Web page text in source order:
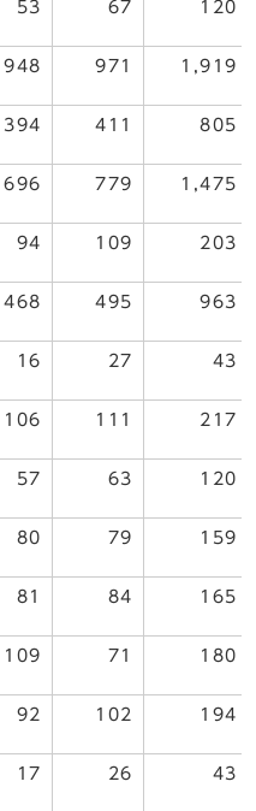
53 67 120
948 971 1,919
394 411 805
696 779 1,475
94 109 203
468 495 963
16 27 43
106 111 217
57 63 120
80 79 159
81 84 165
109 71 180
92 102 194
17 26 43